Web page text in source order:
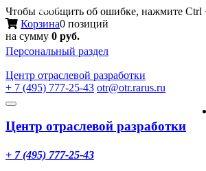
Чтобы сообщить об ошибке, нажмите Ctrl
Корзина0 позиций
на сумму 0 руб.
Персональный раздел
Центр отраслевой разработки
+ 7 (495) 777-25-43 otr@otr.rarus.ru
Toggle
Меню
Центр отраслевой разработки
+ 7 (495) 777-25-43